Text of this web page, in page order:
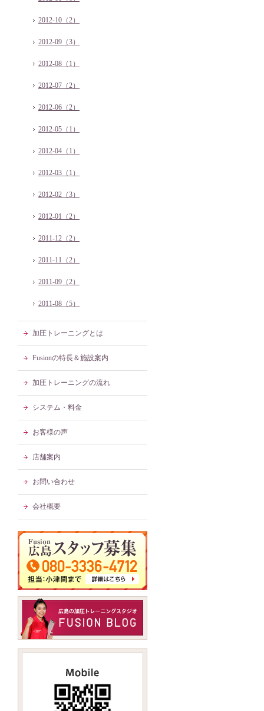
2012-10（2）
2012-09（3）
2012-08（1）
2012-07（2）
2012-06（2）
2012-05（1）
2012-04（1）
2012-03（1）
2012-02（3）
2012-01（2）
2011-12（2）
2011-11（2）
2011-09（2）
2011-08（5）
加圧トレーニングとは
Fusionの特長＆施設案内
加圧トレーニングの流れ
システム・料金
お客様の声
店舗案内
お問い合わせ
会社概要